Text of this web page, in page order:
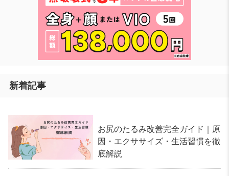
新着記事
お尻のたるみ改善完全ガイド｜原
因・エクササイズ・生活習慣を徹
底解説